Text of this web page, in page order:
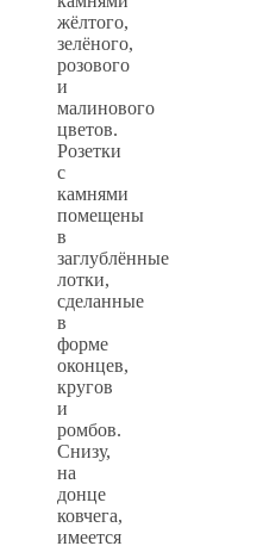
жёлтого,
зелёного,
розового
и
малинового
цветов.
Розетки
с
камнями
помещены
в
заглублённые
лотки,
сделанные
в
форме
оконцев,
кругов
и
ромбов.
Снизу,
на
донце
ковчега,
имеется